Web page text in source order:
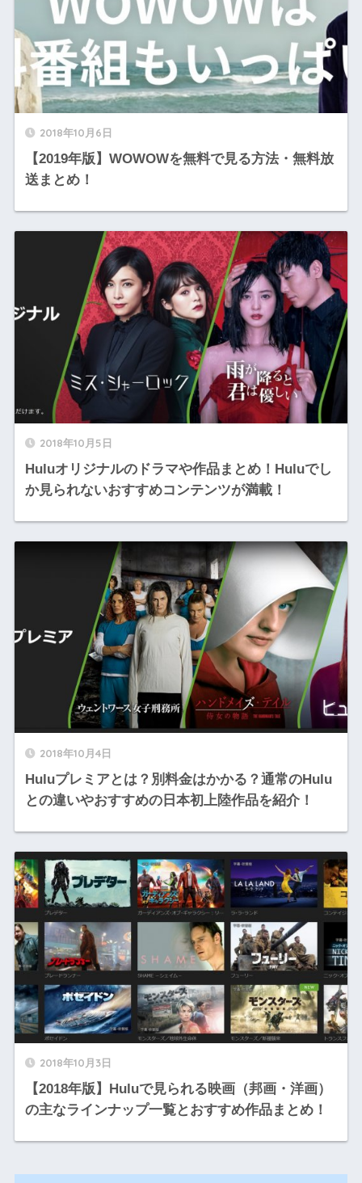
2018年10月6日
【2019年版】WOWOWを無料で見る方法・無料放
送まとめ！
2018年10月5日
Huluオリジナルのドラマや作品まとめ！Huluでし
か見られないおすすめコンテンツが満載！
2018年10月4日
Huluプレミアとは？別料金はかかる？通常のHulu
との違いやおすすめの日本初上陸作品を紹介！
2018年10月3日
【2018年版】Huluで見られる映画（邦画・洋画）
の主なラインナップ一覧とおすすめ作品まとめ！